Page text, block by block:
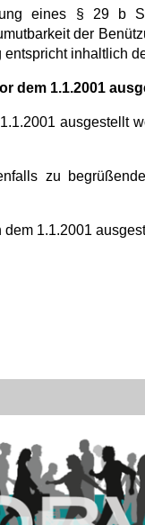
eines § 29 b
der
inhaltlich
dem 1.1.2001
ausgestellt
zu
dem 1.1.2001